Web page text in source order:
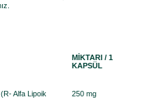
MİKTARI / 1
KAPSÜL
Alfa Lipoik
250 mg